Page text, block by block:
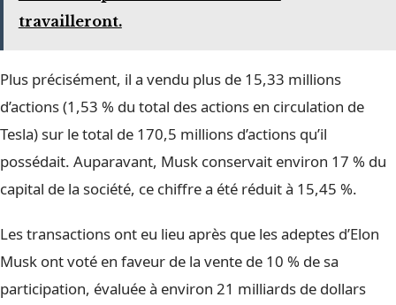
travailleront.
Plus précisément, il a vendu plus de 15,33 millions
d’actions (1,53 % du total des actions en circulation de
Tesla) sur le total de 170,5 millions d’actions qu’il
possédait. Auparavant, Musk conservait environ 17 % du
capital de la société, ce chiffre a été réduit à 15,45 %.
Les transactions ont eu lieu après que les adeptes d’Elon
Musk ont voté en faveur de la vente de 10 % de sa
participation, évaluée à environ 21 milliards de dollars